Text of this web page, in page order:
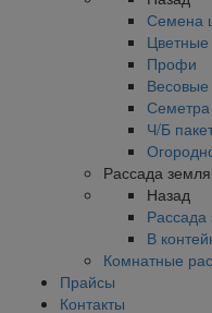
Семена
Цветные
Профи
Весовые
Семетра
Ч/Б
Рассада
Назад
Рассада
В
Комнатные
Прайсы
Контакты